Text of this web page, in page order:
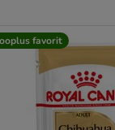
favorit